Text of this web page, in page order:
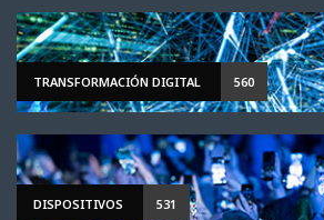
TRANSFORMACIÓN DIGITAL 560
DISPOSITIVOS 531